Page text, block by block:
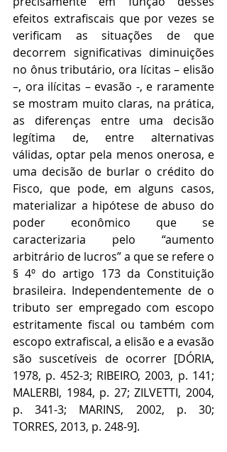
efeitos extrafiscais que por vezes se
verificam as situações de que
decorrem significativas diminuições
no ônus tributário, ora lícitas – elisão
–, ora ilícitas – evasão -, e raramente
se mostram muito claras, na prática,
as diferenças entre uma decisão
legítima de, entre alternativas
válidas, optar pela menos onerosa, e
uma decisão de burlar o crédito do
Fisco, que pode, em alguns casos,
materializar a hipótese de abuso do
poder econômico que se
caracterizaria pelo “aumento
arbitrário de lucros” a que se refere o
§ 4º do artigo 173 da Constituição
brasileira. Independentemente de o
tributo ser empregado com escopo
estritamente fiscal ou também com
escopo extrafiscal, a elisão e a evasão
são suscetíveis de ocorrer [DÓRIA,
1978, p. 452-3; RIBEIRO, 2003, p. 141;
MALERBI, 1984, p. 27; ZILVETTI, 2004,
p. 341-3; MARINS, 2002, p. 30;
TORRES, 2013, p. 248-9].